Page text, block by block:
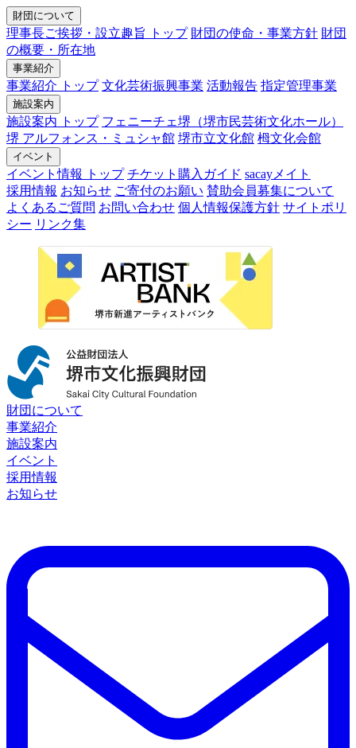
財団について
理事長ご挨拶・設立趣旨 トップ 財団の使命・事業方針 財団
の概要・所在地
事業紹介
事業紹介 トップ 文化芸術振興事業 活動報告 指定管理事業
施設案内
施設案内 トップ フェニーチェ堺（堺市民芸術文化ホール）
堺 アルフォンス・ミュシャ館 堺市立文化館 栂文化会館
イベント
イベント情報 トップ チケット購入ガイド sacayメイト
採用情報 お知らせ ご寄付のお願い 賛助会員募集について
よくあるご質問 お問い合わせ 個人情報保護方針 サイトポリ
シー リンク集
財団について
事業紹介
施設案内
イベント
採用情報
お知らせ